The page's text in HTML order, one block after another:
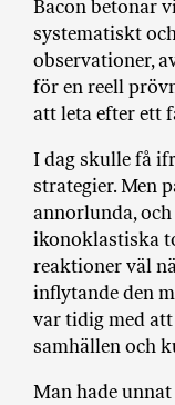
Bacon betonar
systematiskt
observationer,
för en reell
att leta efter ett
I dag skulle få
strategier. Men
annorlunda,
ikonoklastiska
reaktioner väl
inflytande den
var tidig med
samhällen och
Man hade